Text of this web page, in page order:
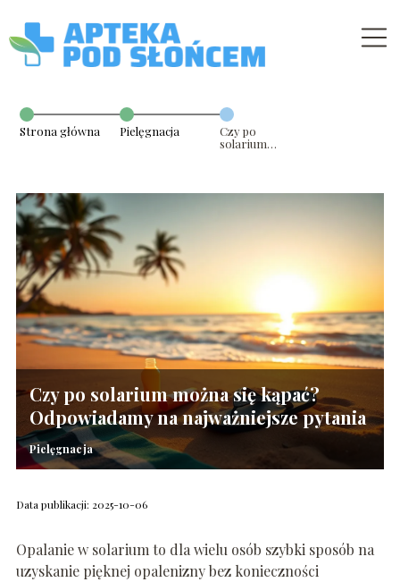
Strona główna Pielęgnacja
Czy po
solarium
na
Czy po solarium można się kąpać?
Odpowiadamy na najważniejsze pytania
Pielęgnacja
Data publikacji: 2025-10-06
Opalanie w solarium to dla wielu osób szybki sposób na
uzyskanie pięknej opalenizny bez konieczności